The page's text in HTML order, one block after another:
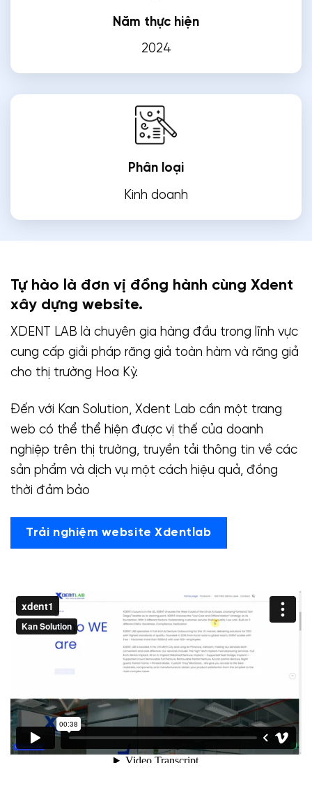
Năm thực hiện
2024
Phân loại
Kinh doanh
Tự hào là đơn vị đồng hành cùng Xdent
xây dựng website.
XDENT LAB là chuyên gia hàng đầu trong lĩnh vực
cung cấp giải pháp răng giả toàn hàm và răng giả
cho thị trường Hoa Kỳ.
Đến với Kan Solution, Xdent Lab cần một trang
web có thể thể hiện được vị thế của doanh
nghiệp trên thị trường, truyền tải thông tin về các
sản phẩm và dịch vụ một cách hiệu quả, đồng
thời đảm bảo
Trải nghiệm website Xdentlab